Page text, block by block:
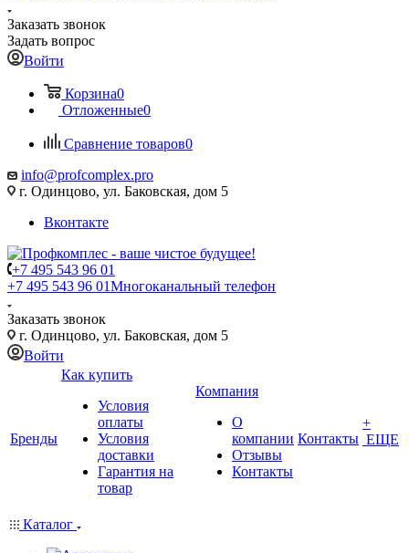
Заказать звонок
Задать вопрос
Войти
Корзина0
Отложенные0
Сравнение товаров0
info@profcomplex.pro
г. Одинцово, ул. Баковская, дом 5
Вконтакте
+7 495 543 96 01
+7 495 543 96 01Многоканальный телефон
Заказать звонок
г. Одинцово, ул. Баковская, дом 5
Войти
Бренды
Как купить
Условия
оплаты
Условия
доставки
Гарантия на
товар
Компания
О
компании
Отзывы
Контакты
Контакты
+
ЕЩЕ
Каталог